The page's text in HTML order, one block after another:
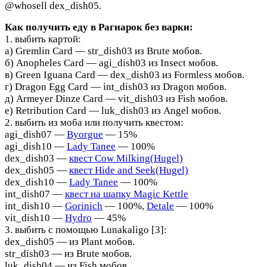
@whosell dex_dish05.
Как получить еду в Рагнарок без варки:
1. выбить картой:
а) Gremlin Card — str_dish03 из Brute мобов.
б) Anopheles Card — agi_dish03 из Insect мобов.
в) Green Iguana Card — dex_dish03 из Formless мобов.
г) Dragon Egg Card — int_dish03 из Dragon мобов.
д) Armeyer Dinze Card — vit_dish03 из Fish мобов.
е) Retribution Card — luk_dish03 из Angel мобов.
2. выбить из моба или получить квестом:
agi_dish07 — Byorgue — 15%
agi_dish10 — Lady Tanee — 100%
dex_dish03 — квест Cow Milking(Hugel)
dex_dish05 — квест Hide and Seek(Hugel)
dex_dish10 — Lady Tanee — 100%
int_dish07 — квест на шапку Magic Kettle
int_dish10 — Gorinich — 100%, Detale — 100%
vit_dish10 — Hydro — 45%
3. выбить с помощью Lunakaligo [3]:
dex_dish05 — из Plant мобов.
str_dish03 — из Brute мобов.